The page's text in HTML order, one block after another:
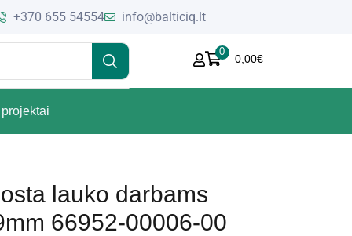
+370 655 54554 info@balticiq.lt
0
0,00€
projektai
lauko darbams
66952-00006-00